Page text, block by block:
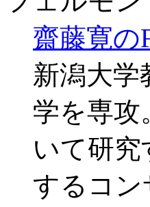
齋藤寛の
新潟大学
学を専攻
いて研
するコ